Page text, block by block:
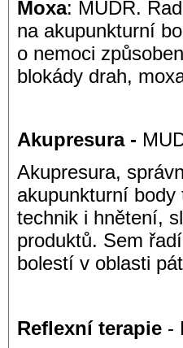
Moxa: MUDR.
na akupunkturní
o nemoci
blokády drah,
Akupresura -
Akupresura,
akupunkturní
technik i hnětení,
produktů. Sem
bolestí v oblasti
Reflexní terapie -